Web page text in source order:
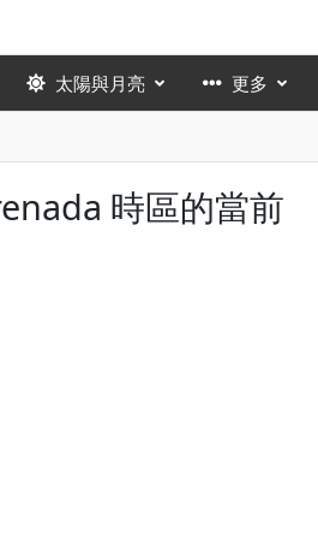
太陽與月亮 更多
時區的當前